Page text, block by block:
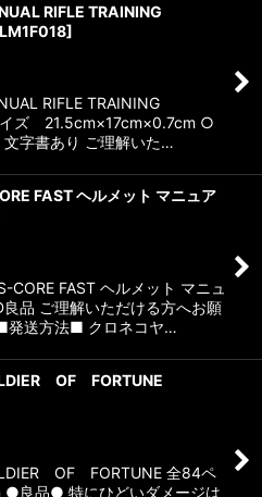
RIFLE TRAINING
]
RIFLE TRAINING
イズ 21.5cm×17cm×0.7cm ○
字書あり ご理解いた…
FAST ヘルメット マニュア
FAST ヘルメット マニュ
品 ご理解いただける方へお願
発送方法■ クロネコヤ…
OF FORTUNE
OF FORTUNE 全84ペ
品● 特にひどいダメージは